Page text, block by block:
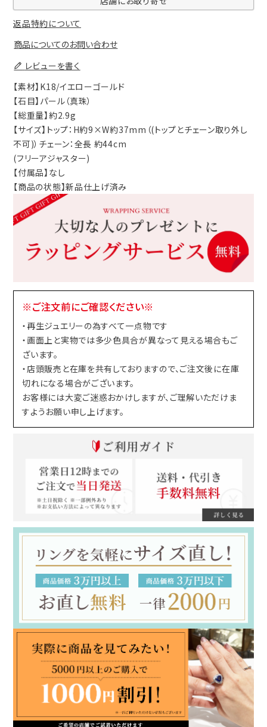
返品特約について
商品についてのお問い合わせ
レビューを書く
【素材】K18/イエローゴールド
【石目】パール（真珠）
【総重量】約2.9g
【サイズ】トップ：H約9×W約37mm（(トップとチェーン取り外し
不可)）チェーン：全長 約44cm
(フリーアジャスター)
【付属品】なし
【商品の状態】新品仕上げ済み
※ご注文前にご確認ください※
・再生ジュエリーの為すべて一点物です
・画面上と実物では多少色具合が異なって見える場合もご
ざいます。
・店頭販売と在庫を共有しておりますので、ご注文後に在庫
切れになる場合がございます。
お客様には大変ご迷惑おかけしますが、ご理解いただけま
すようお願い申し上げます。